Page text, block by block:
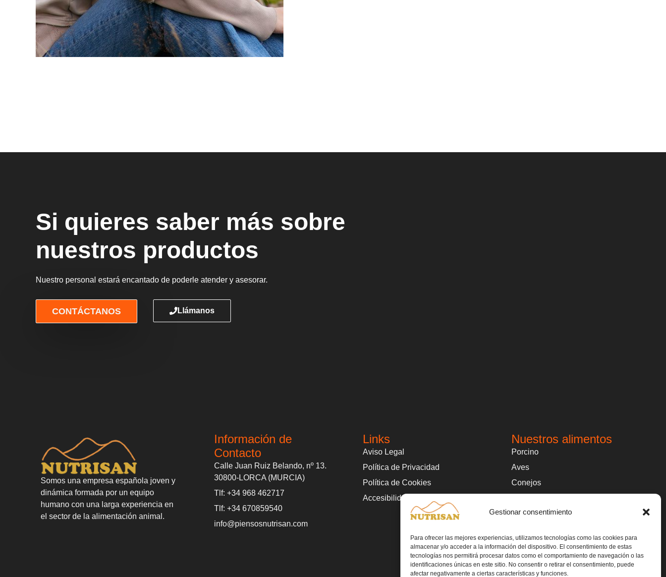
Gestionar consentimiento
Para ofrecer las mejores experiencias, utilizamos tecnologías como las cookies para
almacenar y/o acceder a la información del dispositivo. El consentimiento de estas
tecnologías nos permitirá procesar datos como el comportamiento de navegación o las
identificaciones únicas en este sitio. No consentir o retirar el consentimiento, puede
afectar negativamente a ciertas características y funciones.
Si quieres saber más sobre
nuestros productos
Nuestro personal estará encantado de poderle atender y asesorar.
CONTÁCTANOS Llámanos
Somos una empresa española joven y
dinámica formada por un equipo
humano con una larga experiencia en
el sector de la alimentación animal.
Información de
Contacto
Calle Juan Ruiz Belando, nº 13.
30800-LORCA (MURCIA)
Tlf: +34 968 462717
Tlf: +34 670859540
info@piensosnutrisan.com
Links
Aviso Legal
Política de Privacidad
Política de Cookies
Accesibilidad
Nuestros alimentos
Porcino
Aves
Conejos
Mascotas